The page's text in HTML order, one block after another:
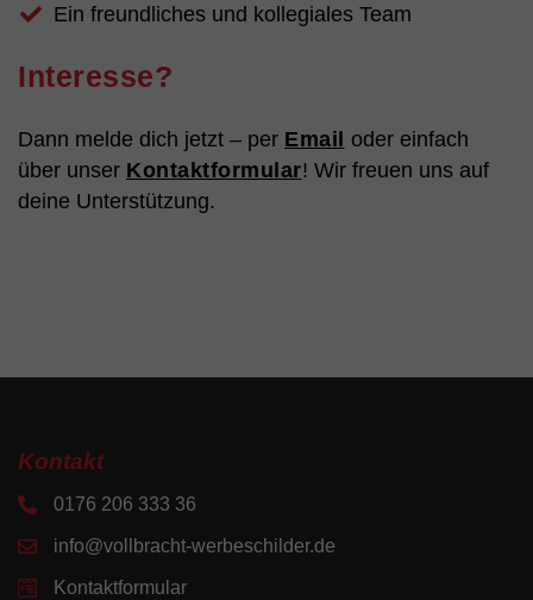
Ein freundliches und kollegiales Team
Interesse?
Dann melde dich jetzt – per Email oder einfach
über unser Kontaktformular! Wir freuen uns auf
deine Unterstützung.
Kontakt
0176 206 333 36
info@vollbracht-werbeschilder.de
Kontaktformular